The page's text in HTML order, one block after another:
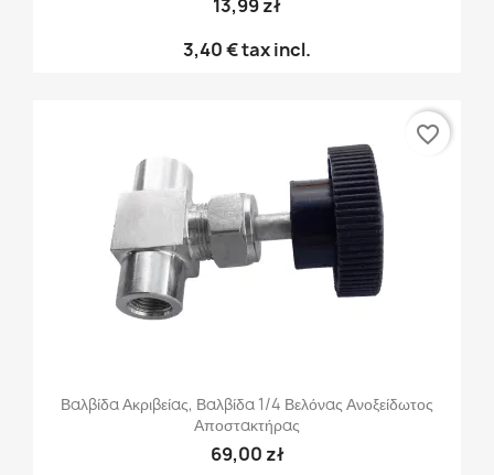
13,99 zł
3,40 €tax incl.
Βαλβίδα Ακριβείας, Βαλβίδα 1/4 Βελόνας Ανοξείδωτος
Αποστακτήρας
69,00 zł
favorite_border